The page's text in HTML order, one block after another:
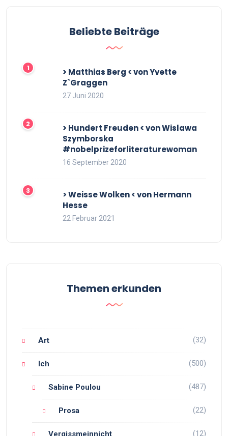
Beliebte Beiträge
> Matthias Berg < von Yvette
Z`Graggen
27 Juni 2020
> Hundert Freuden < von Wislawa
Szymborska
#nobelprizeforliteraturewoman
16 September 2020
> Weisse Wolken < von Hermann
Hesse
22 Februar 2021
Themen erkunden
Art (32)
Ich (500)
Sabine Poulou (487)
Prosa (22)
Vergissmeinnicht (12)